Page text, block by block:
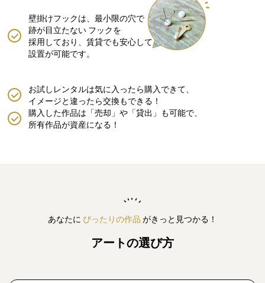
壁掛けフックは、最小限の穴で
跡が目立たない フックを
採用しており、賃貸でも安心して
設置が可能です。
購入した作品は「売却」や「貸出」も可能で、
所有作品が資産になる！
お試しレンタルは気に入ったら購入できて、
イメージと違ったら交換もできる！
あなたに ぴったりの作品 がきっと見つかる！
アートの選び方